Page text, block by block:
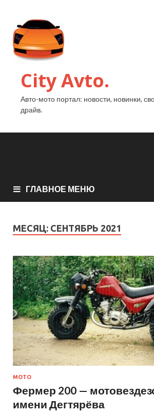
City Avto.
Авто-мото портал: новости, новинки,
драйв.
ГЛАВНОЕ МЕНЮ
МЕСЯЦ: СЕНТЯБРЬ 2021
МОТО
Фермер 200 —
имени Дегтярёва